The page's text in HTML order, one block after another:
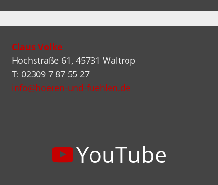
Claus Volke
Hochstraße 61, 45731 Waltrop
T: 02309 7 87 55 27
info@hoeren-und-fuehlen.de
YouTube